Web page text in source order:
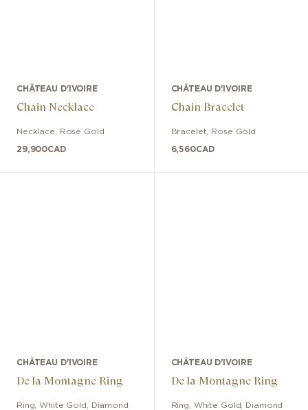
CHÂTEAU D'IVOIRE
Chain Necklace
Necklace Rose Gold
29,900CAD
CHÂTEAU D'IVOIRE
Chain Bracelet
Bracelet Rose Gold
6,560CAD
CHÂTEAU D'IVOIRE
De la Montagne Ring
Ring ,White Gold Diamond
CHÂTEAU D'IVOIRE
De la Montagne Ring
Ring White Gold Diamond